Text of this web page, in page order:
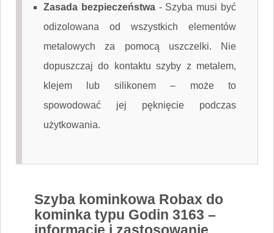
Zasada bezpieczeństwa- Szyba musi być
odizolowana od wszystkich elementów
metalowych za pomocą uszczelki. Nie
dopuszczaj do kontaktu szyby z metalem,
klejem lub silikonem – może to
spowodować jej pęknięcie podczas
użytkowania.
Szyba kominkowa Robax do
kominka typu Godin 3163 –